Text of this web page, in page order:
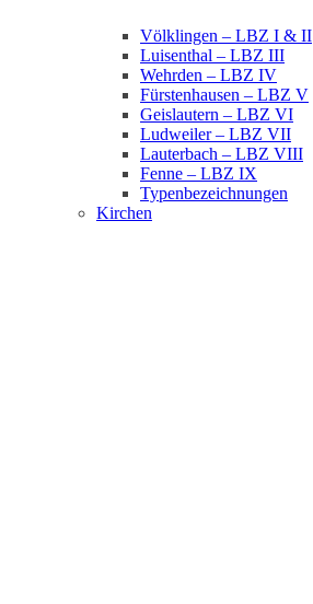
Völklingen – LBZ I & II
Luisenthal – LBZ III
Wehrden – LBZ IV
Fürstenhausen – LBZ V
Geislautern – LBZ VI
Ludweiler – LBZ VII
Lauterbach – LBZ VIII
Fenne – LBZ IX
Typenbezeichnungen
Kirchen